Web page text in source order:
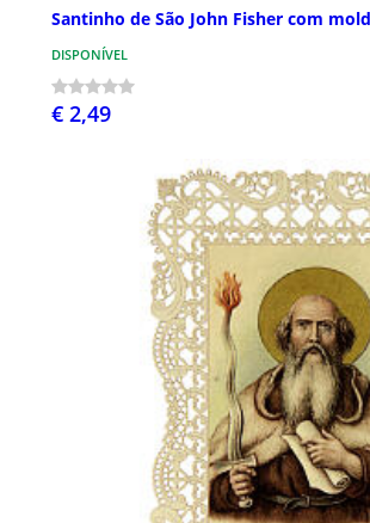
Santinho de São John Fisher com
DISPONÍVEL
€ 2,49